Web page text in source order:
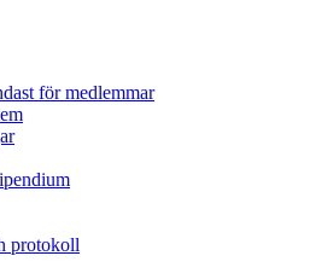
för medlemmar
protokoll